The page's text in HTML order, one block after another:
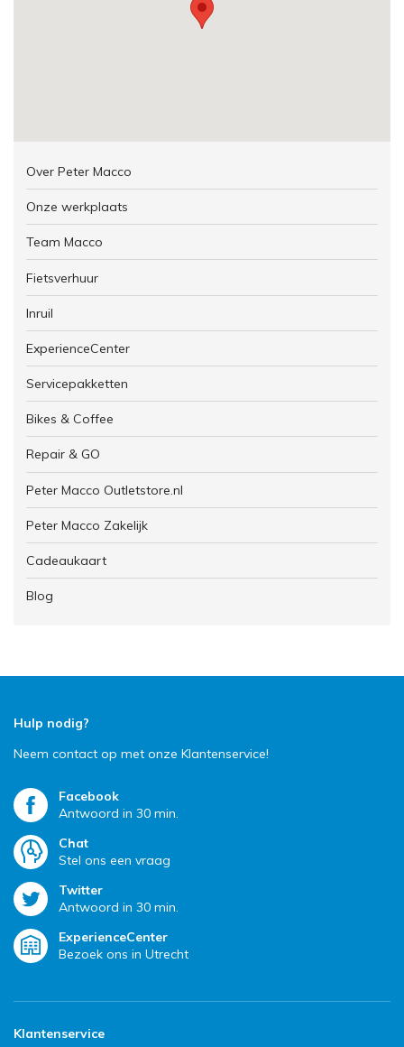
Over Peter Macco
Onze werkplaats
Team Macco
Fietsverhuur
Inruil
ExperienceCenter
Servicepakketten
Bikes & Coffee
Repair & GO
Peter Macco Outletstore.nl
Peter Macco Zakelijk
Cadeaukaart
Blog
Hulp nodig?
Neem contact op met onze Klantenservice!
Facebook
Antwoord in 30 min.
Chat
Stel ons een vraag
Twitter
Antwoord in 30 min.
ExperienceCenter
Bezoek ons in Utrecht
Klantenservice